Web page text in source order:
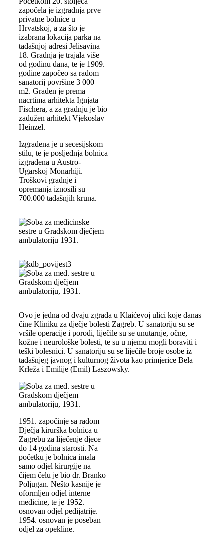
započela je izgradnja prve
privatne bolnice u
Hrvatskoj, a za što je
izabrana lokacija parka na
tadašnjoj adresi Jelisavina
18. Gradnja je trajala više
od godinu dana, te je 1909.
godine započeo sa radom
sanatorij površine 3 000
m2. Građen je prema
nacrtima arhitekta Ignjata
Fischera, a za gradnju je bio
zadužen arhitekt Vjekoslav
Heinzel.
Izgrađena je u secesijskom
stilu, te je posljednja bolnica
izgrađena u Austro-
Ugarskoj Monarhiji.
Troškovi gradnje i
opremanja iznosili su
700.000 tadašnjih kruna.
Ovo je jedna od dvaju zgrada u Klaićevoj ulici koje danas
čine Kliniku za dječje bolesti Zagreb. U sanatoriju su se
vršile operacije i porodi, liječile su se unutarnje, očne,
kožne i neurološke bolesti, te su u njemu mogli boraviti i
teški bolesnici. U sanatoriju su se liječile broje osobe iz
tadašnjeg javnog i kulturnog života kao primjerice Bela
Krleža i Emilije (Emil) Laszowsky.
1951. započinje sa radom
Dječja kirurška bolnica u
Zagrebu za liječenje djece
do 14 godina starosti. Na
početku je bolnica imala
samo odjel kirurgije na
čijem čelu je bio dr. Branko
Poljugan. Nešto kasnije je
oformljen odjel interne
medicine, te je 1952.
osnovan odjel pedijatrije.
1954. osnovan je poseban
odjel za opekline.